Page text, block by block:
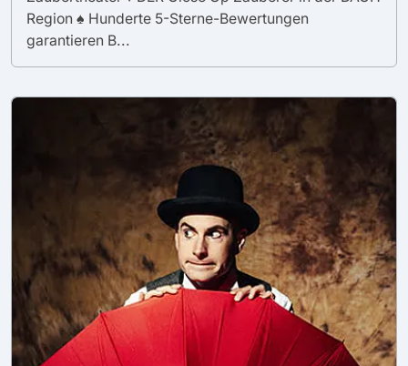
Region ♠ Hunderte 5-Sterne-Bewertungen
garantieren B...